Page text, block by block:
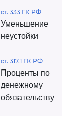
ст. 333 ГК РФ
Уменьшение
неустойки
ст. 317.1 ГК РФ
Проценты по
денежному
обязательству